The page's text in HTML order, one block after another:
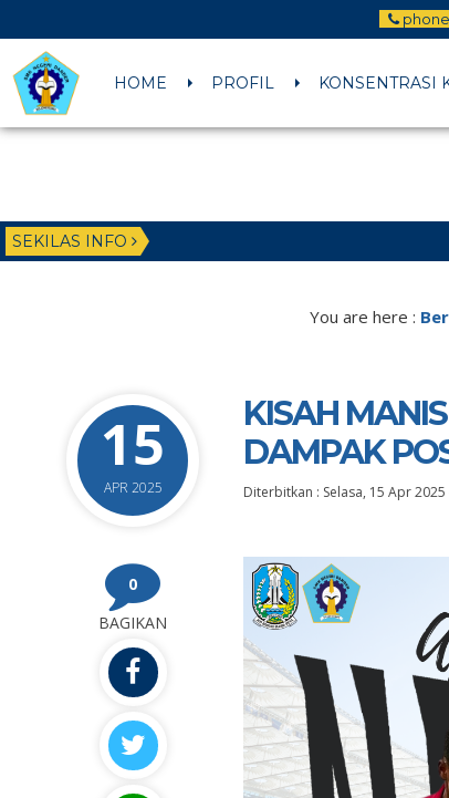
phone
HOME PROFIL KONSENTRASI
SEKILAS INFO
You are here :
15
APR 2025
KISAH
DAMPAK
Diterbitkan : Selasa, 15 Apr 2025
0
BAGIKAN